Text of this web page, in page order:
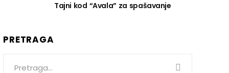
Tajni kod “Avala” za spašavanje
PRETRAGA